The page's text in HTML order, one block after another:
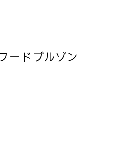
ードブルゾン